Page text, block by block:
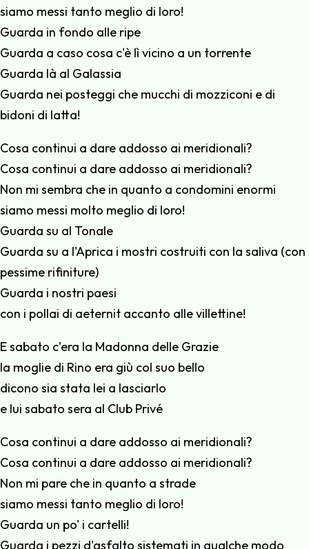
siamo messi tanto meglio di loro!
Guarda in fondo alle ripe
Guarda a caso cosa c'è lì vicino a un torrente
Guarda là al Galassia
Guarda nei posteggi che mucchi di mozziconi e di
bidoni di latta!
Cosa continui a dare addosso ai meridionali?
Cosa continui a dare addosso ai meridionali?
Non mi sembra che in quanto a condomini enormi
siamo messi molto meglio di loro!
Guarda su al Tonale
Guarda su a l'Aprica i mostri costruiti con la saliva (con
pessime rifiniture)
Guarda i nostri paesi
con i pollai di aeternit accanto alle villettine!
E sabato c'era la Madonna delle Grazie
la moglie di Rino era giù col suo bello
dicono sia stata lei a lasciarlo
e lui sabato sera al Club Privé
Cosa continui a dare addosso ai meridionali?
Cosa continui a dare addosso ai meridionali?
Non mi pare che in quanto a strade
siamo messi tanto meglio di loro!
Guarda un po' i cartelli!
Guarda i pezzi d'asfalto sistemati in qualche modo